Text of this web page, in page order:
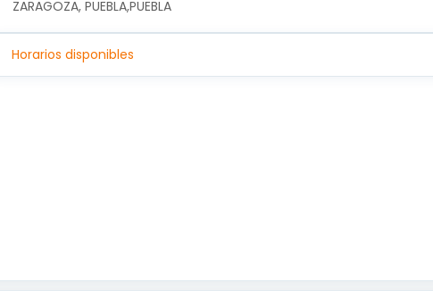
ZARAGOZA, PUEBLA,PUEBLA
Horarios disponibles